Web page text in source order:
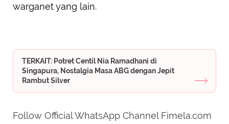
warganet yang lain.
TERKAIT: Potret Centil Nia Ramadhani di
Singapura, Nostalgia Masa ABG dengan Jepit
Rambut Silver
Follow Official WhatsApp Channel Fimela.com